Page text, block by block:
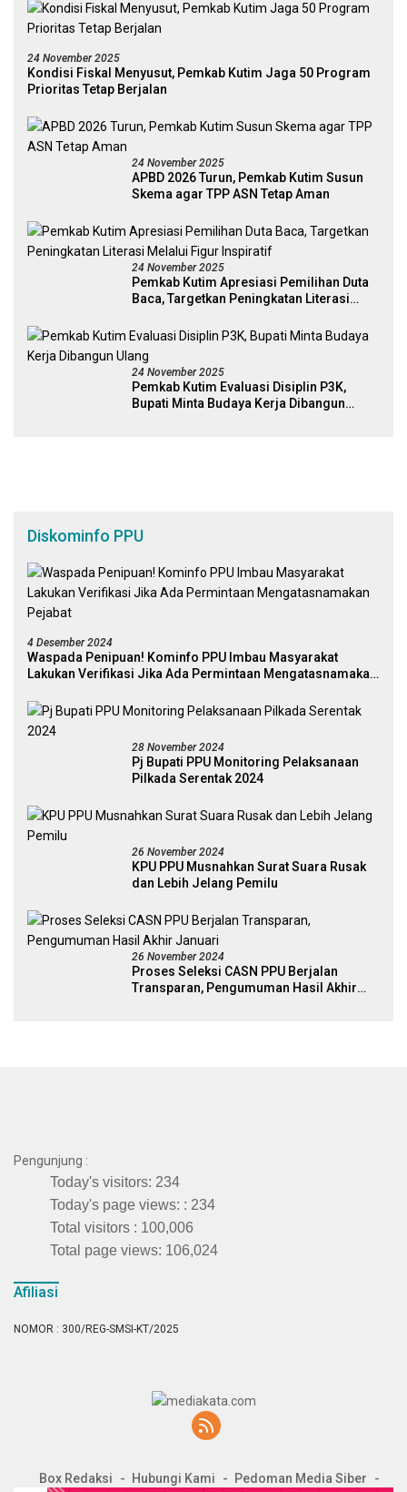
24 November 2025
Kondisi Fiskal Menyusut, Pemkab Kutim Jaga 50 Program
Prioritas Tetap Berjalan
24 November 2025
APBD 2026 Turun, Pemkab Kutim Susun
Skema agar TPP ASN Tetap Aman
24 November 2025
Pemkab Kutim Apresiasi Pemilihan Duta
Baca, Targetkan Peningkatan Literasi
24 November 2025
Pemkab Kutim Evaluasi Disiplin P3K,
Bupati Minta Budaya Kerja Dibangun
Diskominfo PPU
4 Desember 2024
Waspada Penipuan! Kominfo PPU Imbau Masyarakat
Lakukan Verifikasi Jika Ada Permintaan Mengatasnamakan
28 November 2024
Pj Bupati PPU Monitoring Pelaksanaan
Pilkada Serentak 2024
26 November 2024
KPU PPU Musnahkan Surat Suara Rusak
dan Lebih Jelang Pemilu
26 November 2024
Proses Seleksi CASN PPU Berjalan
Transparan, Pengumuman Hasil Akhir
Pengunjung :
Today's visitors: 234
Today's page views: : 234
Total visitors : 100,006
Total page views: 106,024
Afiliasi
NOMOR : 300/REG-SMSI-KT/2025
Box Redaksi Hubungi Kami
Pedoman Media Siber